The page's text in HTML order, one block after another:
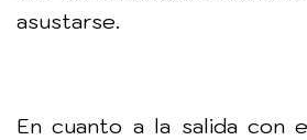
asustarse.
En cuanto a la salida con